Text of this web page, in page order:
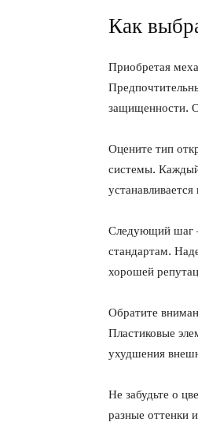
Как
Приобретая
защищенности.
Оцените тип
системы.
Следующий шаг
стандартам.
хорошей
Обратите
Пластиковые
ухудшения
Не забудьте о
разные оттенки